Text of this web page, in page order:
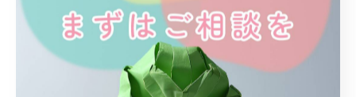
です。最新研究では、この上限設定が利用者の経済的負
担を大幅に軽減し、サービス利用の継続性を高めている
ことが明らかになっています。
運用基準の要点としては、まず「本人の収入や世帯状況